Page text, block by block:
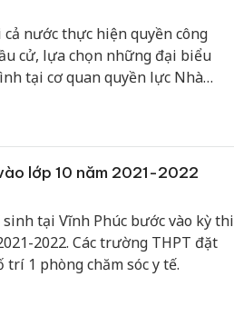
nước thực hiện quyền công
cử, lựa chọn những đại biểu
tại cơ quan quyền lực Nhà
lớp 10 năm 2021-2022
tại Vĩnh Phúc bước vào kỳ thi
2022. Các trường THPT đặt
1 phòng chăm sóc y tế.